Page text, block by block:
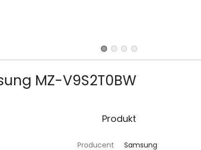
MZ-V9S2T0BW
Produkt
Producent Samsung